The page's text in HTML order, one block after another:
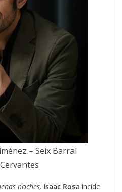
– Seix Barral
noches, Isaac Rosa incide